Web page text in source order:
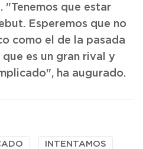
"Tenemos que estar
Esperemos que no
como el de la pasada
es un gran rival y
ha augurado.
INTENTAMOS